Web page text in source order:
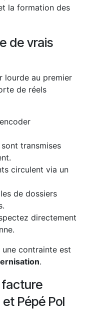
la formation des
de vrais
lourde au premier
de réels
transmises
circulent via un
de dossiers
directement
contrainte est
.
facture
Pépé Pol